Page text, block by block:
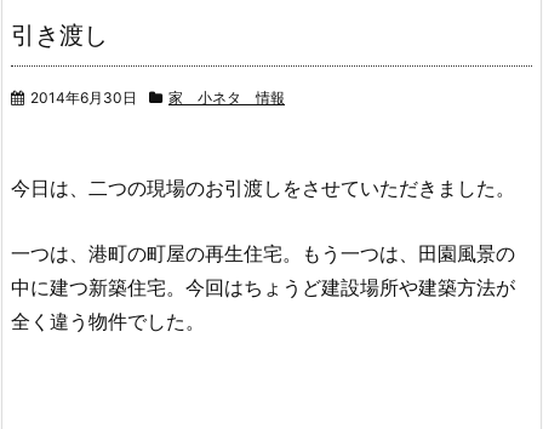
引き渡し
2014年6月30日 家 小ネタ 情報
今日は、二つの現場のお引渡しをさせていただきました。
一つは、港町の町屋の再生住宅。もう一つは、 田園風景の
中に建つ新築住宅。 今回はちょうど建設場所や建築方法が
全く違う物件でした。